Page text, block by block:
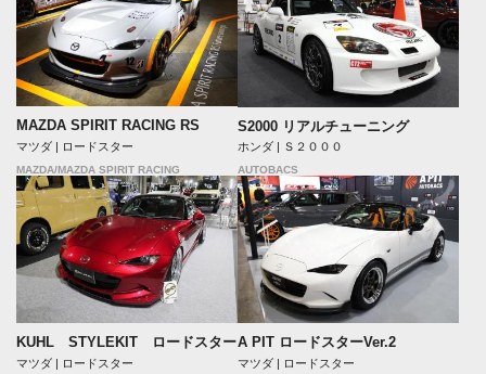
MAZDA SPIRIT RACING RS
マツダ | ロードスター
MAZDA/MAZDA SPIRIT RACING
S2000 リアルチューニング
ホンダ | Ｓ２０００
AUTOBACS
KUHL STYLEKIT ロードスター
マツダ | ロードスター
A PIT ロードスターVer.2
マツダ | ロードスター